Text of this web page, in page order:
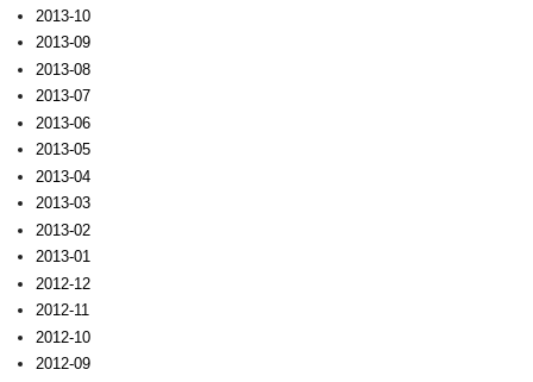
2013-10
2013-09
2013-08
2013-07
2013-06
2013-05
2013-04
2013-03
2013-02
2013-01
2012-12
2012-11
2012-10
2012-09